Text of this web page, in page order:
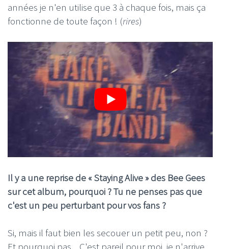
années je n'en utilise que 3 à chaque fois, mais ça
fonctionne de toute façon ! (rires)
Il y a une reprise de « Staying Alive » des Bee Gees
sur cet album, pourquoi ? Tu ne penses pas que
c'est un peu perturbant pour vos fans ?
Si, mais il faut bien les secouer un petit peu, non ?